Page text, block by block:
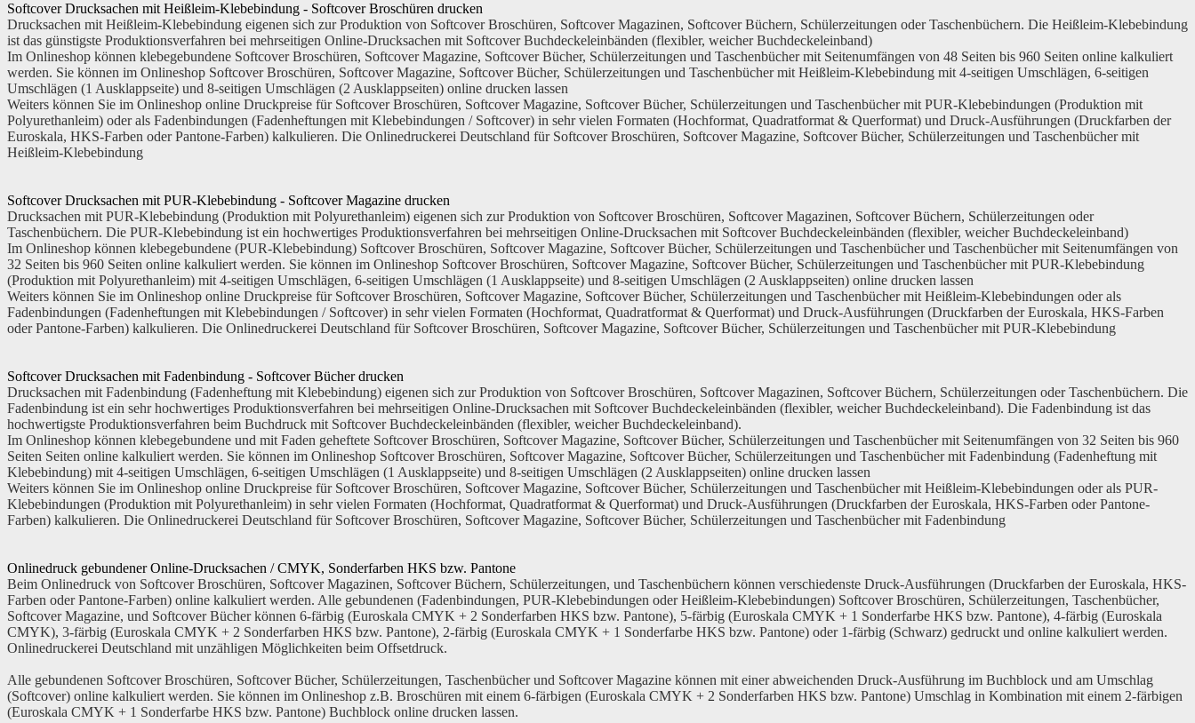
Softcover Drucksachen mit Heißleim-Klebebindung - Softcover Broschüren drucken
Drucksachen mit Heißleim-Klebebindung eigenen sich zur Produktion von Softcover Broschüren, Softcover Magazinen, Softcover Büchern, Schülerzeitungen oder Taschenbüchern. Die Heißleim-Klebebindung
ist das günstigste Produktionsverfahren bei mehrseitigen Online-Drucksachen mit Softcover Buchdeckeleinbänden (flexibler, weicher Buchdeckeleinband)
Im Onlineshop können klebegebundene Softcover Broschüren, Softcover Magazine, Softcover Bücher, Schülerzeitungen und Taschenbücher mit Seitenumfängen von 48 Seiten bis 960 Seiten online kalkuliert
werden. Sie können im Onlineshop Softcover Broschüren, Softcover Magazine, Softcover Bücher, Schülerzeitungen und Taschenbücher mit Heißleim-Klebebindung mit 4-seitigen Umschlägen, 6-seitigen
Umschlägen (1 Ausklappseite) und 8-seitigen Umschlägen (2 Ausklappseiten) online drucken lassen
Weiters können Sie im Onlineshop online Druckpreise für Softcover Broschüren, Softcover Magazine, Softcover Bücher, Schülerzeitungen und Taschenbücher mit PUR-Klebebindungen (Produktion mit
Polyurethanleim) oder als Fadenbindungen (Fadenheftungen mit Klebebindungen / Softcover) in sehr vielen Formaten (Hochformat, Quadratformat & Querformat) und Druck-Ausführungen (Druckfarben der
Euroskala, HKS-Farben oder Pantone-Farben) kalkulieren. Die Onlinedruckerei Deutschland für Softcover Broschüren, Softcover Magazine, Softcover Bücher, Schülerzeitungen und Taschenbücher mit
Heißleim-Klebebindung
Softcover Drucksachen mit PUR-Klebebindung - Softcover Magazine drucken
Drucksachen mit PUR-Klebebindung (Produktion mit Polyurethanleim) eigenen sich zur Produktion von Softcover Broschüren, Softcover Magazinen, Softcover Büchern, Schülerzeitungen oder
Taschenbüchern. Die PUR-Klebebindung ist ein hochwertiges Produktionsverfahren bei mehrseitigen Online-Drucksachen mit Softcover Buchdeckeleinbänden (flexibler, weicher Buchdeckeleinband)
Im Onlineshop können klebegebundene (PUR-Klebebindung) Softcover Broschüren, Softcover Magazine, Softcover Bücher, Schülerzeitungen und Taschenbücher und Taschenbücher mit Seitenumfängen von
32 Seiten bis 960 Seiten online kalkuliert werden. Sie können im Onlineshop Softcover Broschüren, Softcover Magazine, Softcover Bücher, Schülerzeitungen und Taschenbücher mit PUR-Klebebindung
(Produktion mit Polyurethanleim) mit 4-seitigen Umschlägen, 6-seitigen Umschlägen (1 Ausklappseite) und 8-seitigen Umschlägen (2 Ausklappseiten) online drucken lassen
Weiters können Sie im Onlineshop online Druckpreise für Softcover Broschüren, Softcover Magazine, Softcover Bücher, Schülerzeitungen und Taschenbücher mit Heißleim-Klebebindungen oder als
Fadenbindungen (Fadenheftungen mit Klebebindungen / Softcover) in sehr vielen Formaten (Hochformat, Quadratformat & Querformat) und Druck-Ausführungen (Druckfarben der Euroskala, HKS-Farben
oder Pantone-Farben) kalkulieren. Die Onlinedruckerei Deutschland für Softcover Broschüren, Softcover Magazine, Softcover Bücher, Schülerzeitungen und Taschenbücher mit PUR-Klebebindung
Softcover Drucksachen mit Fadenbindung - Softcover Bücher drucken
Drucksachen mit Fadenbindung (Fadenheftung mit Klebebindung) eigenen sich zur Produktion von Softcover Broschüren, Softcover Magazinen, Softcover Büchern, Schülerzeitungen oder Taschenbüchern. Die
Fadenbindung ist ein sehr hochwertiges Produktionsverfahren bei mehrseitigen Online-Drucksachen mit Softcover Buchdeckeleinbänden (flexibler, weicher Buchdeckeleinband). Die Fadenbindung ist das
hochwertigste Produktionsverfahren beim Buchdruck mit Softcover Buchdeckeleinbänden (flexibler, weicher Buchdeckeleinband).
Im Onlineshop können klebegebundene und mit Faden geheftete Softcover Broschüren, Softcover Magazine, Softcover Bücher, Schülerzeitungen und Taschenbücher mit Seitenumfängen von 32 Seiten bis 960
Seiten Seiten online kalkuliert werden. Sie können im Onlineshop Softcover Broschüren, Softcover Magazine, Softcover Bücher, Schülerzeitungen und Taschenbücher mit Fadenbindung (Fadenheftung mit
Klebebindung) mit 4-seitigen Umschlägen, 6-seitigen Umschlägen (1 Ausklappseite) und 8-seitigen Umschlägen (2 Ausklappseiten) online drucken lassen
Weiters können Sie im Onlineshop online Druckpreise für Softcover Broschüren, Softcover Magazine, Softcover Bücher, Schülerzeitungen und Taschenbücher mit Heißleim-Klebebindungen oder als PUR-
Klebebindungen (Produktion mit Polyurethanleim) in sehr vielen Formaten (Hochformat, Quadratformat & Querformat) und Druck-Ausführungen (Druckfarben der Euroskala, HKS-Farben oder Pantone-
Farben) kalkulieren. Die Onlinedruckerei Deutschland für Softcover Broschüren, Softcover Magazine, Softcover Bücher, Schülerzeitungen und Taschenbücher mit Fadenbindung
Onlinedruck gebundener Online-Drucksachen / CMYK, Sonderfarben HKS bzw. Pantone
Beim Onlinedruck von Softcover Broschüren, Softcover Magazinen, Softcover Büchern, Schülerzeitungen, und Taschenbüchern können verschiedenste Druck-Ausführungen (Druckfarben der Euroskala, HKS-
Farben oder Pantone-Farben) online kalkuliert werden. Alle gebundenen (Fadenbindungen, PUR-Klebebindungen oder Heißleim-Klebebindungen) Softcover Broschüren, Schülerzeitungen, Taschenbücher,
Softcover Magazine, und Softcover Bücher können 6-färbig (Euroskala CMYK + 2 Sonderfarben HKS bzw. Pantone), 5-färbig (Euroskala CMYK + 1 Sonderfarbe HKS bzw. Pantone), 4-färbig (Euroskala
CMYK), 3-färbig (Euroskala CMYK + 2 Sonderfarben HKS bzw. Pantone), 2-färbig (Euroskala CMYK + 1 Sonderfarbe HKS bzw. Pantone) oder 1-färbig (Schwarz) gedruckt und online kalkuliert werden.
Onlinedruckerei Deutschland mit unzähligen Möglichkeiten beim Offsetdruck.
Alle gebundenen Softcover Broschüren, Softcover Bücher, Schülerzeitungen, Taschenbücher und Softcover Magazine können mit einer abweichenden Druck-Ausführung im Buchblock und am Umschlag
(Softcover) online kalkuliert werden. Sie können im Onlineshop z.B. Broschüren mit einem 6-färbigen (Euroskala CMYK + 2 Sonderfarben HKS bzw. Pantone) Umschlag in Kombination mit einem 2-färbigen
(Euroskala CMYK + 1 Sonderfarbe HKS bzw. Pantone) Buchblock online drucken lassen.